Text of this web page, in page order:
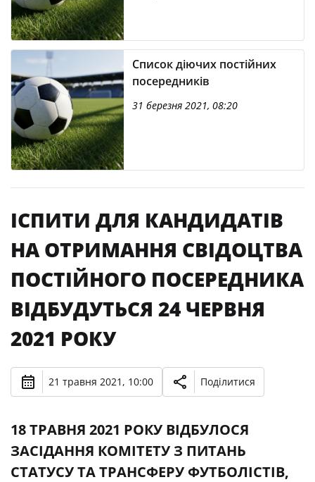
Список діючих постійних
посередників
31 березня 2021, 08:20
ІСПИТИ ДЛЯ КАНДИДАТІВ
НА ОТРИМАННЯ СВІДОЦТВА
ПОСТІЙНОГО ПОСЕРЕДНИКА
ВІДБУДУТЬСЯ 24 ЧЕРВНЯ
2021 РОКУ
21 травня 2021, 10:00 Поділитися
18 ТРАВНЯ 2021 РОКУ ВІДБУЛОСЯ
ЗАСІДАННЯ КОМІТЕТУ З ПИТАНЬ
СТАТУСУ ТА ТРАНСФЕРУ ФУТБОЛІСТІВ,